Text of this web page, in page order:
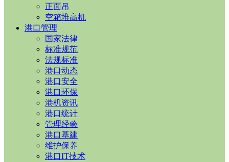
正面吊
空箱堆高机
港口管理
国家法律
标准规范
法规标准
港口动态
港口安全
港口环保
港机资讯
港口统计
管理经验
港口基建
维护保养
港口IT技术